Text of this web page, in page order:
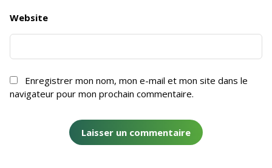
Website
Enregistrer mon nom, mon e-mail et mon site dans le
navigateur pour mon prochain commentaire.